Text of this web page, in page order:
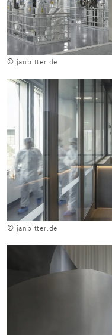
© janbitter.de
© janbitter.de